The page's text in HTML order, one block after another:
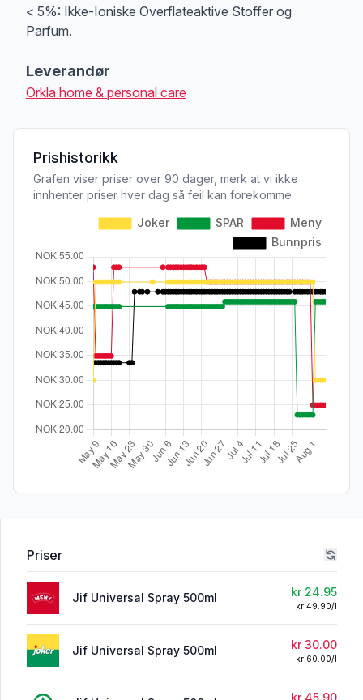
< 5%: Ikke-Ioniske Overflateaktive Stoffer og
Parfum.
Leverandør
Orkla home & personal care
Prishistorikk
Grafen viser priser over 90 dager, merk at vi ikke
innhenter priser hver dag så feil kan forekomme.
Priser
Jif Universal Spray 500ml kr 24.95
kr 49.90/l
Jif Universal Spray 500ml kr 30.00
kr 60.00/l
kr 45.90